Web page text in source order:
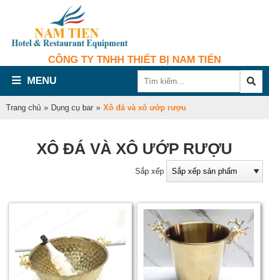
CÔNG TY TNHH THIẾT BỊ NAM TIẾN
MENU
Trang chủ » Dụng cụ bar » Xô đá và xô ướp rượu
XÔ ĐÁ VÀ XÔ ƯỚP RƯỢU
Sắp xếp